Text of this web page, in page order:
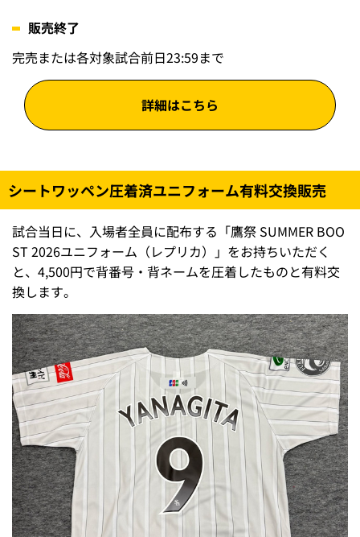
販売終了
完売または各対象試合前日23:59まで
詳細はこちら
シートワッペン圧着済ユニフォーム有料交換販売
試合当日に、入場者全員に配布する「鷹祭 SUMMER BOO
ST 2026ユニフォーム（レプリカ）」をお持ちいただく
と、4,500円で背番号・背ネームを圧着したものと有料交
換します。